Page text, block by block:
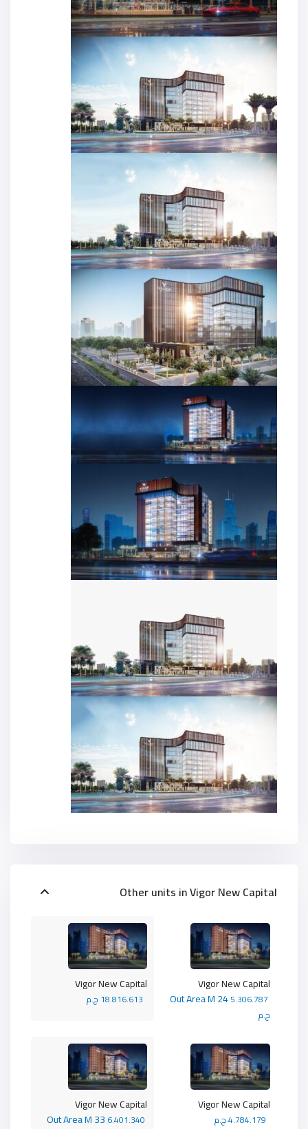
Other units inVigor New Capital
Vigor New Capital
Vigor New Capital
5.306.787
ج.م
Vigor New Capital
6.401.340
Vigor New Capital